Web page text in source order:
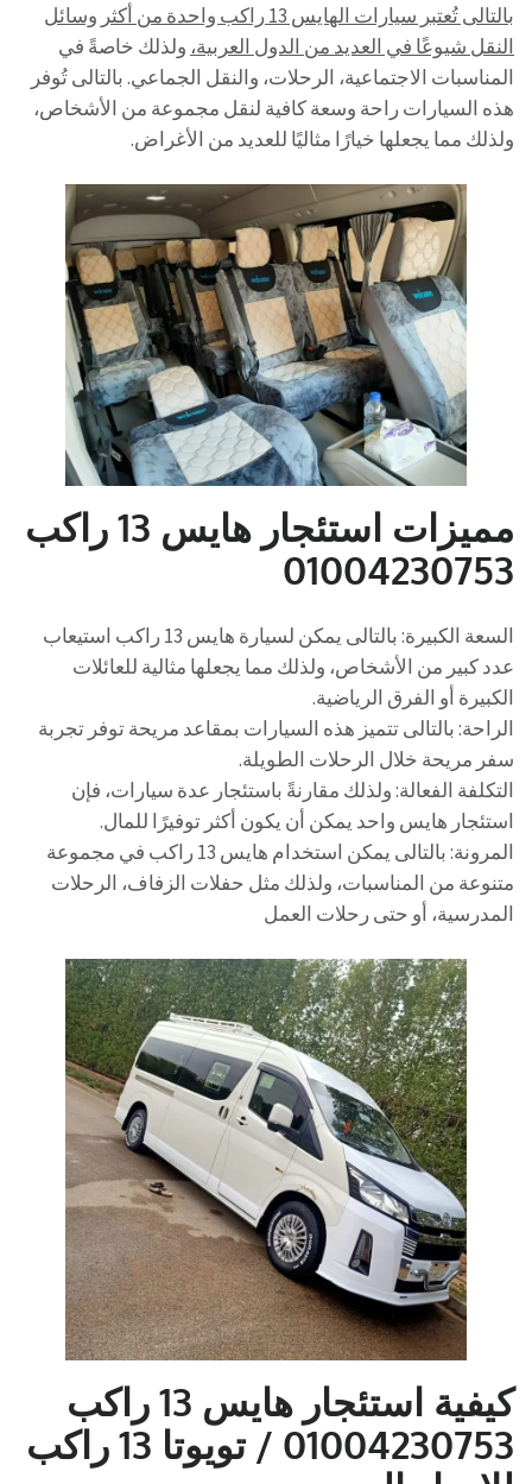
بالتالى تُعتبر سيارات الهايس 13 راكب واحدة من أكثر وسائل
النقل شيوعًا في العديد من الدول العربية، ولذلك خاصةً في
المناسبات الاجتماعية، الرحلات، والنقل الجماعي. بالتالى تُوفر
هذه السيارات راحة وسعة كافية لنقل مجموعة من الأشخاص،
ولذلك مما يجعلها خيارًا مثاليًا للعديد من الأغراض.
مميزات استئجار هايس 13 راكب
01004230753
السعة الكبيرة: بالتالى يمكن لسيارة هايس 13 راكب استيعاب
عدد كبير من الأشخاص، ولذلك مما يجعلها مثالية للعائلات
الكبيرة أو الفرق الرياضية.
الراحة: بالتالى تتميز هذه السيارات بمقاعد مريحة توفر تجربة
سفر مريحة خلال الرحلات الطويلة.
التكلفة الفعالة: ولذلك مقارنةً باستئجار عدة سيارات، فإن
استئجار هايس واحد يمكن أن يكون أكثر توفيرًا للمال.
المرونة: بالتالى يمكن استخدام هايس 13 راكب في مجموعة
متنوعة من المناسبات، ولذلك مثل حفلات الزفاف، الرحلات
المدرسية، أو حتى رحلات العمل
كيفية استئجار هايس 13 راكب
01004230753 / تويوتا 13 راكب